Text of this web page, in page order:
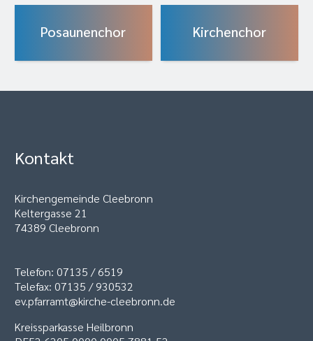
Posaunenchor Kirchenchor
Kontakt
Kirchengemeinde Cleebronn
Keltergasse 21
74389 Cleebronn
Telefon: 07135 / 6519
Telefax: 07135 / 930532
ev.pfarramt@kirche-cleebronn.de
Kreissparkasse Heilbronn